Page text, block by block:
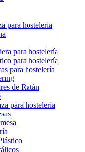
para hostelería
para hostelería
para hostelería
para hostelería
de Ratán
para hostelería